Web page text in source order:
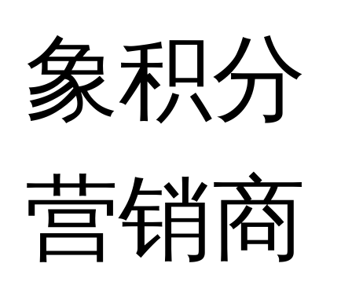
象积分
营销商